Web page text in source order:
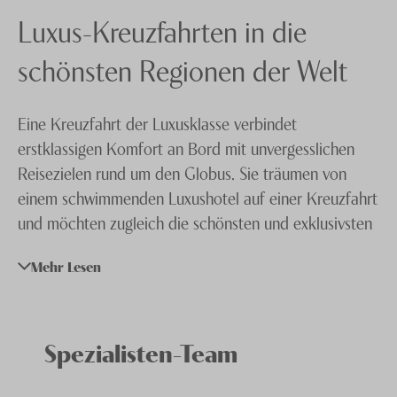
Südsee und Hawaii
Panamakanal
Suezkanal
Transatlantik
Transpazifik
Weltreisen
Knecht Gruppe
AGB
Impressum
Jobs
Luxus-Kreuzfahrten in die
schönsten Regionen der Welt
Eine Kreuzfahrt der Luxusklasse verbindet
erstklassigen Komfort an Bord mit unvergesslichen
Reisezielen rund um den Globus. Sie träumen von
einem schwimmenden Luxushotel auf einer Kreuzfahrt
und möchten zugleich die schönsten und exklusivsten
stehen Ihnen hierfür gerne beratend zur Seite. Ob
den Amazonas: Unsere Spezialisten sind in solchen
Fällen die perfekte Anlaufstelle. Nehmen Sie mit ihnen
Mehr Lesen
Spezialisten-Team